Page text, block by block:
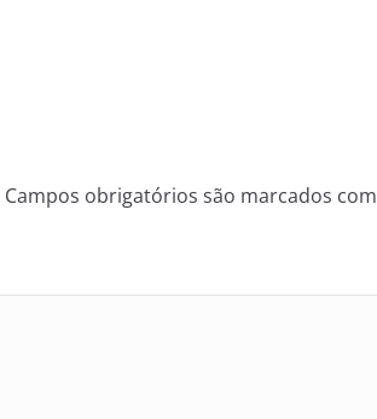
Campos obrigatórios são marcados com